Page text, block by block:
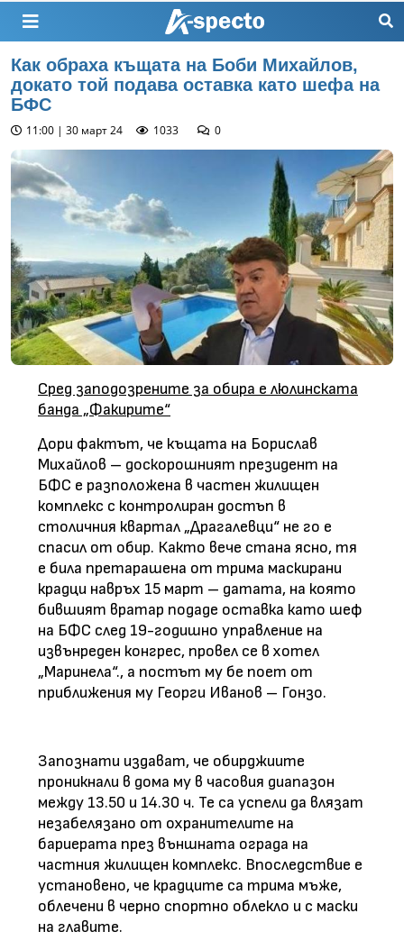
Как обраха къщата на Боби Михайлов,
докато той подава оставка като шефа на
БФС
11:00 | 30 март 24 1033 0
Сред заподозрените за обира е люлинската
банда „Факирите“
Дори фактът, че къщата на Борислав
Михайлов – доскорошният президент на
БФС е разположена в частен жилищен
комплекс с контролиран достъп в
столичния квартал „Драгалевци“ не го е
спасил от обир. Както вече стана ясно, тя
е била претарашена от трима маскирани
крадци навръх 15 март – датата, на която
бившият вратар подаде оставка като шеф
на БФС след 19-годишно управление на
извънреден конгрес, провел се в хотел
„Маринела“., а постът му бе поет от
приближения му Георги Иванов – Гонзо.
Запознати издават, че обирджиите
проникнали в дома му в часовия диапазон
между 13.50 и 14.30 ч. Те са успели да влязат
незабелязано от охранителите на
бариерата през външната ограда на
частния жилищен комплекс. Впоследствие е
установено, че крадците са трима мъже,
облечени в черно спортно облекло и с маски
на главите.